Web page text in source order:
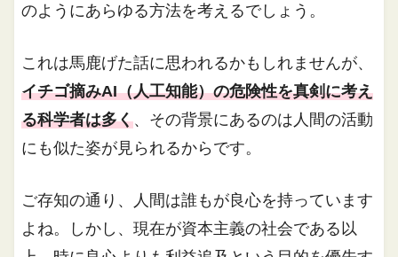
のようにあらゆる方法を考えるでしょう。
これは馬鹿げた話に思われるかもしれませんが、
イチゴ摘みAI（人工知能）の危険性を真剣に考え
る科学者は多く、その背景にあるのは人間の活動
にも似た姿が見られるからです。
ご存知の通り、人間は誰もが良心を持っています
よね。しかし、現在が資本主義の社会である以